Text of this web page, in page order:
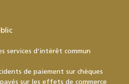
services d’intérêt commun
de paiement sur chèques
sur les effets de commerce